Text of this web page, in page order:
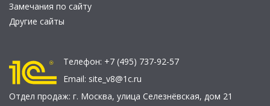
Замечания по сайту
Другие сайты
Телефон: +7 (495) 737-92-57
Email: site_v8@1c.ru
Отдел продаж: г. Москва, улица Селезнёвская, дом 21